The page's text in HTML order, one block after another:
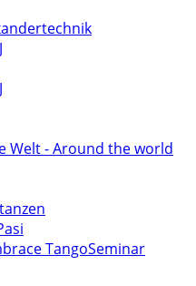
Welt - Around the world
TangoSeminar